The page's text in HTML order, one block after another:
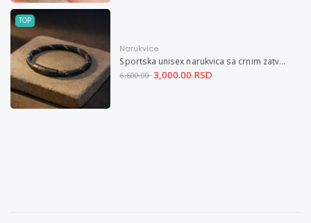
TOP
Narukvice
Sportska unisex narukvica sa crnim zatvaračem od nerđajućeg čelika i magnetom M
6,600.00 3,000.00 RSD